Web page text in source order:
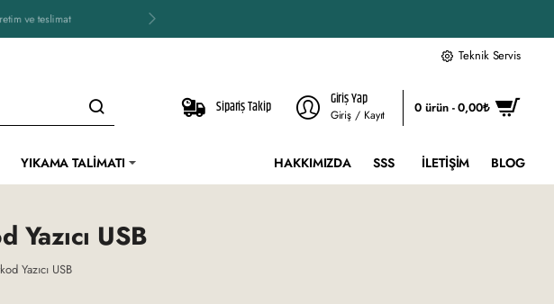
Teknik Servis
Sipariş Takip Giriş Yap
Giriş / Kayıt 0 ürün - 0,00₺
YIKAMA TALIMATI HAKKIMIZDA SSS İLETIŞIM BLOG
USB
Yazıcı USB